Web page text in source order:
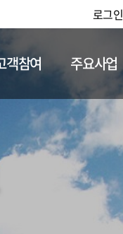
로그인
채용정보
객참여 주요사업